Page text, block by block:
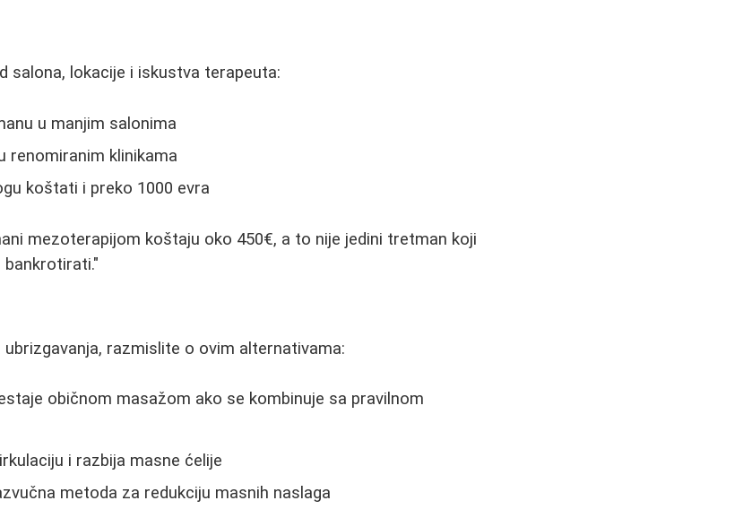
salona, lokacije i iskustva terapeuta:
u manjim salonima
renomiranim klinikama
koštati i preko 1000 evra
mezoterapijom koštaju oko 450€, a to nije jedini tretman koji
razmislite o ovim alternativama:
običnom masažom ako se kombinuje sa pravilnom
i razbija masne ćelije
metoda za redukciju masnih naslaga